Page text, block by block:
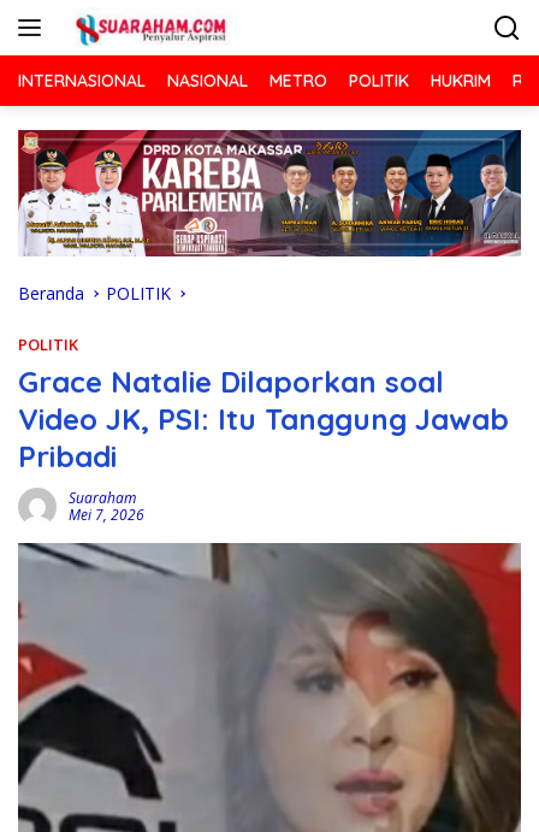
INTERNASIONAL NASIONAL METRO POLITIK HUKRIM
Beranda POLITIK
POLITIK
Grace Natalie Dilaporkan soal
Video JK, PSI: Itu Tanggung Jawab
Pribadi
Suaraham
Mei 7, 2026